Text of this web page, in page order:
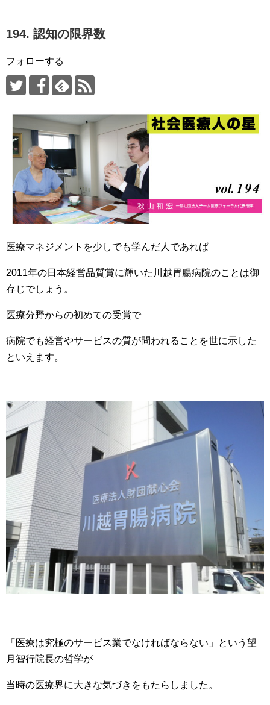
194. 認知の限界数
フォローする
医療マネジメントを少しでも学んだ人であれば
2011年の日本経営品質賞に輝いた川越胃腸病院のことは御
存じでしょう。
医療分野からの初めての受賞で
病院でも経営やサービスの質が問われることを世に示した
といえます。
「医療は究極のサービス業でなければならない」という望
月智行院長の哲学が
当時の医療界に大きな気づきをもたらしました。